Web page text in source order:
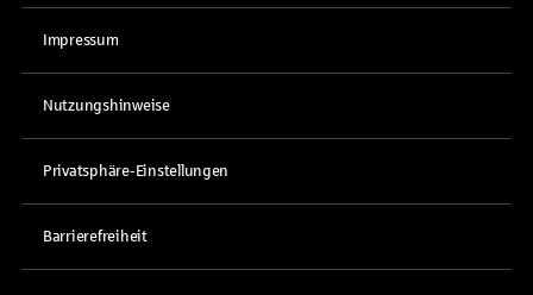
Impressum
Nutzungshinweise
Privatsphäre-Einstellungen
Barrierefreiheit